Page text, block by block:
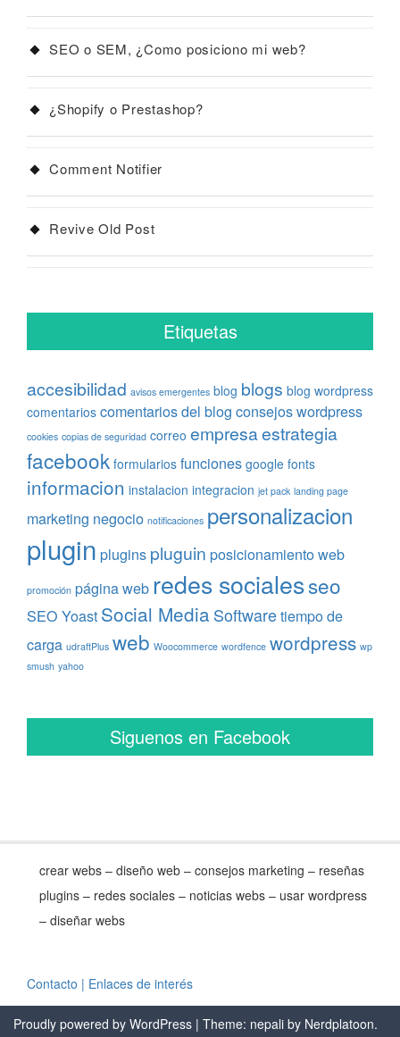
SEO o SEM, ¿Como posiciono mi web?
¿Shopify o Prestashop?
Comment Notifier
Revive Old Post
Etiquetas
accesibilidad avisos emergentes blog blogs blog wordpress
comentarios comentarios del blog consejos wordpress
cookies copias de seguridad correo empresaestrategia
facebook formularios funciones google fonts
informacion instalacion integracion jet pack landing page
marketing negocio notificaciones personalizacion
plugin plugins pluguin posicionamiento web
promoción página web redes socialesseo
SEO Yoast Social Media Softwaretiempo de
carga udraftPlus web Woocommerce wordfence wordpress wp
smush yahoo
Siguenos en Facebook
crear webs – diseño web – consejos marketing – reseñas
plugins – redes sociales – noticias webs – usar wordpress
– diseñar webs
Contacto | Enlaces de interés
Proudly powered by WordPress | Theme: nepali by Nerdplatoon.